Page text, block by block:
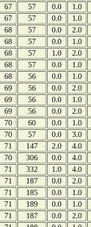
67 57 0.0 1.0
67 57 0.0 1.0
68 57 0.0 2.0
68 57 0.0 1.0
68 57 1.0 2.0
68 57 0.0 1.0
68 56 0.0 1.0
69 56 0.0 2.0
69 56 0.0 1.0
69 56 0.0 2.0
70 60 0.0 1.0
70 57 0.0 3.0
71 147 2.0 4.0
70 306 0.0 4.0
71 332 1.0 4.0
71 187 0.0 2.0
71 185 0.0 1.0
71 189 0.0 1.0
71 187 0.0 2.0